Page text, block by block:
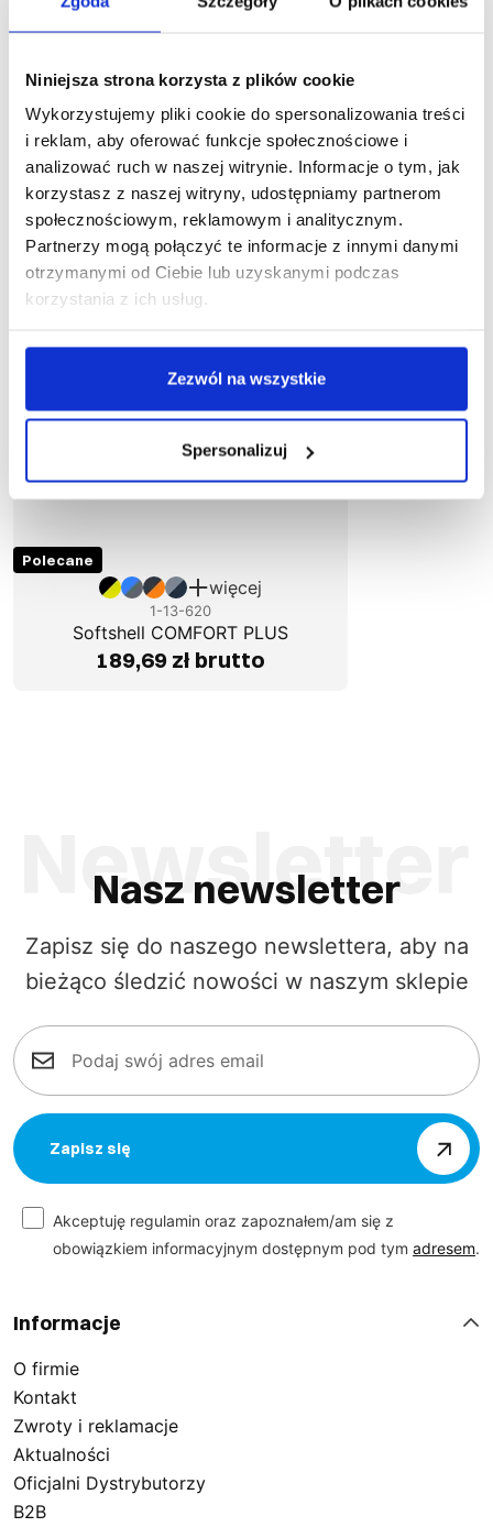
Niniejsza strona korzysta z plików cookie
Wykorzystujemy pliki cookie do spersonalizowania treści
i reklam, aby oferować funkcje społecznościowe i
analizować ruch w naszej witrynie. Informacje o tym, jak
korzystasz z naszej witryny, udostępniamy partnerom
społecznościowym, reklamowym i analitycznym.
Partnerzy mogą połączyć te informacje z innymi danymi
otrzymanymi od Ciebie lub uzyskanymi podczas
korzystania z ich usług.
Zezwól na wszystkie
Spersonalizuj
Podobne produkty
Polecane
więcej
1-13-620
Softshell COMFORT PLUS
189,69 zł brutto
Nasz newsletter
Zapisz się do naszego newslettera, aby na
bieżąco śledzić nowości w naszym sklepie
Zapisz się
Akceptuję regulamin oraz zapoznałem/am się z
obowiązkiem informacyjnym dostępnym pod tym adresem.
Informacje
O firmie
Kontakt
Zwroty i reklamacje
Aktualności
Oficjalni Dystrybutorzy
B2B